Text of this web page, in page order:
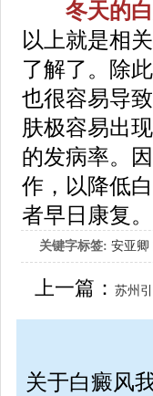
冬天的
以上就是相
了解了。除
也很容易导
肤极容易出
的发病率。
作，以降低
者早日康复。
关键字标签: 安亚卿
女生应该如何治疗呢
上一篇：苏州
关于白癜风